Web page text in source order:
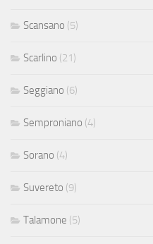
Scansano (5)
Scarlino (21)
Seggiano (6)
Semproniano (4)
Sorano (4)
Suvereto (9)
Talamone (5)